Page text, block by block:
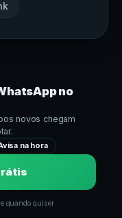
no
novos chegam
na hora
quando quiser